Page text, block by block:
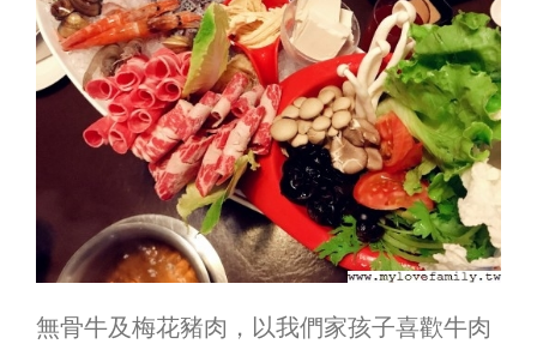
無骨牛及梅花豬肉，以我們家孩子喜歡牛肉